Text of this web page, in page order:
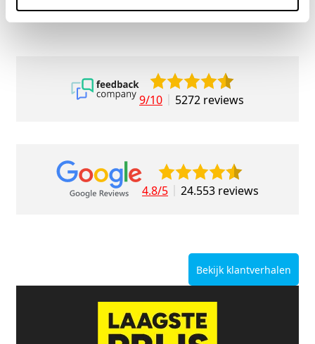
9/10 5272 reviews
4.8/5 24.553 reviews
Bekijk klantverhalen